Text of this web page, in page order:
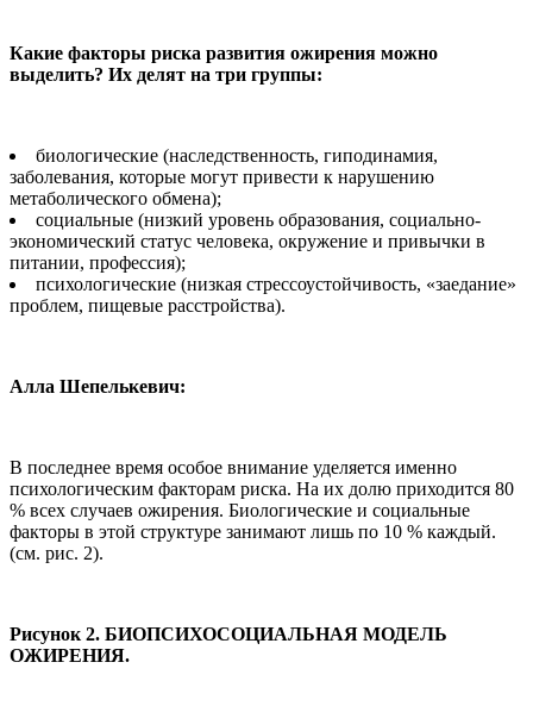
Какие факторы риска развития ожирения можно
выделить? Их делят на три группы:
биологические (наследственность, гиподинамия,
заболевания, которые могут привести к нарушению
метаболического обмена);
социальные (низкий уровень образования, социально-
экономический статус человека, окружение и привычки в
питании, профессия);
психологические (низкая стрессоустойчивость, «заедание»
проблем, пищевые расстройства).
Алла Шепелькевич:
В последнее время особое внимание уделяется именно
психологическим факторам риска. На их долю приходится 80
% всех случаев ожирения. Биологические и социальные
факторы в этой структуре занимают лишь по 10 % каждый.
(см. рис. 2).
Рисунок 2. БИОПСИХОСОЦИАЛЬНАЯ МОДЕЛЬ
ОЖИРЕНИЯ.